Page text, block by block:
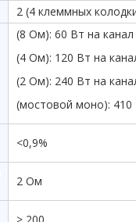
2 (4 клеммных
(8 Ом): 60 Вт на канал
(4 Ом): 120 Вт на
(2 Ом): 240 Вт на
(мостовой моно): 410
<0,9%
2 Ом
> 200